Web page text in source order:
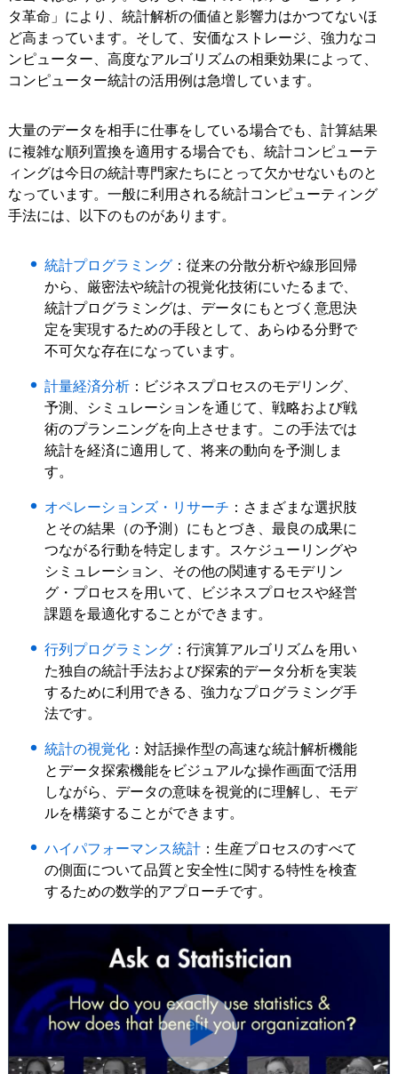
タ革命」により、統計解析の価値と影響力はかつてないほ
ど高まっています。そして、安価なストレージ、強力なコ
ンピューター、高度なアルゴリズムの相乗効果によって、
コンピューター統計の活用例は急増しています。
大量のデータを相手に仕事をしている場合でも、計算結果
に複雑な順列置換を適用する場合でも、統計コンピューテ
ィングは今日の統計専門家たちにとって欠かせないものと
なっています。一般に利用される統計コンピューティング
手法には、以下のものがあります。
統計プログラミング ：従来の分散分析や線形回帰
から、厳密法や統計の視覚化技術にいたるまで、
統計プログラミングは、データにもとづく意思決
定を実現するための手段として、あらゆる分野で
不可欠な存在になっています。
計量経済分析 ：ビジネスプロセスのモデリング、
予測、シミュレーションを通じて、戦略および戦
術のプランニングを向上させます。この手法では
統計を経済に適用して、将来の動向を予測しま
す。
オペレーションズ・リサーチ ：さまざまな選択肢
とその結果（の予測）にもとづき、最良の成果に
つながる行動を特定します。スケジューリングや
シミュレーション、その他の関連するモデリン
グ・プロセスを用いて、ビジネスプロセスや経営
課題を最適化することができます。
行列プログラミング ：行演算アルゴリズムを用い
た独自の統計手法および探索的データ分析を実装
するために利用できる、強力なプログラミング手
法です。
統計の視覚化 ：対話操作型の高速な統計解析機能
とデータ探索機能をビジュアルな操作画面で活用
しながら、データの意味を視覚的に理解し、モデ
ルを構築することができます。
ハイパフォーマンス統計 ：生産プロセスのすべて
の側面について品質と安全性に関する特性を検査
するための数学的アプローチです。